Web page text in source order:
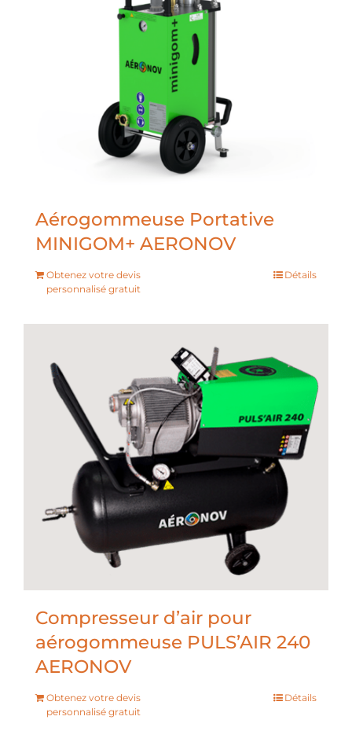
Aérogommeuse Portative
MINIGOM+ AERONOV
Obtenez votre devis
personnalisé gratuit
Détails
Compresseur d’air pour
aérogommeuse PULS’AIR 240
AERONOV
Obtenez votre devis
personnalisé gratuit
Détails